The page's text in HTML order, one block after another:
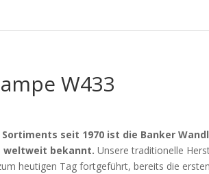
W433
seit 1970 ist die Banker
weltweit bekannt. Unsere traditionelle
heutigen Tag fortgeführt, bereits die